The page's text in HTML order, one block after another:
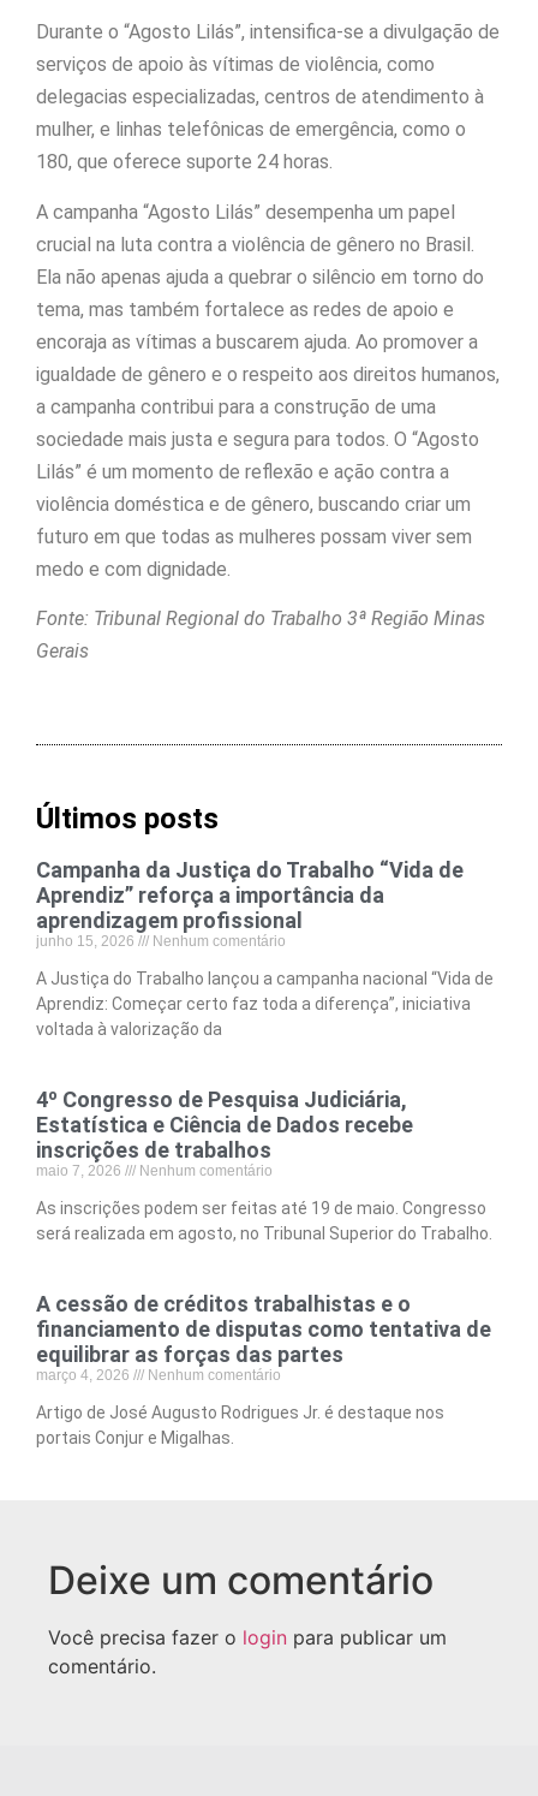
Durante o “Agosto Lilás”, intensifica-se a divulgação de
serviços de apoio às vítimas de violência, como
delegacias especializadas, centros de atendimento à
mulher, e linhas telefônicas de emergência, como o
180, que oferece suporte 24 horas.
A campanha “Agosto Lilás” desempenha um papel
crucial na luta contra a violência de gênero no Brasil.
Ela não apenas ajuda a quebrar o silêncio em torno do
tema, mas também fortalece as redes de apoio e
encoraja as vítimas a buscarem ajuda. Ao promover a
igualdade de gênero e o respeito aos direitos humanos,
a campanha contribui para a construção de uma
sociedade mais justa e segura para todos. O “Agosto
Lilás” é um momento de reflexão e ação contra a
violência doméstica e de gênero, buscando criar um
futuro em que todas as mulheres possam viver sem
medo e com dignidade.
Fonte: Tribunal Regional do Trabalho 3ª Região Minas
Gerais
Últimos posts
Campanha da Justiça do Trabalho “Vida de
Aprendiz” reforça a importância da
aprendizagem profissional
junho 15, 2026 Nenhum comentário
A Justiça do Trabalho lançou a campanha nacional “Vida de
Aprendiz: Começar certo faz toda a diferença”, iniciativa
voltada à valorização da
4º Congresso de Pesquisa Judiciária,
Estatística e Ciência de Dados recebe
inscrições de trabalhos
maio 7, 2026 Nenhum comentário
As inscrições podem ser feitas até 19 de maio. Congresso
será realizada em agosto, no Tribunal Superior do Trabalho.
A cessão de créditos trabalhistas e o
financiamento de disputas como tentativa de
equilibrar as forças das partes
março 4, 2026 Nenhum comentário
Artigo de José Augusto Rodrigues Jr. é destaque nos
portais Conjur e Migalhas.
Deixe um comentário
Você precisa fazer o login para publicar um
comentário.